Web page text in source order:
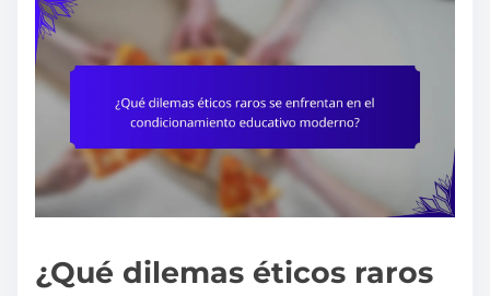
¿Qué dilemas éticos raros